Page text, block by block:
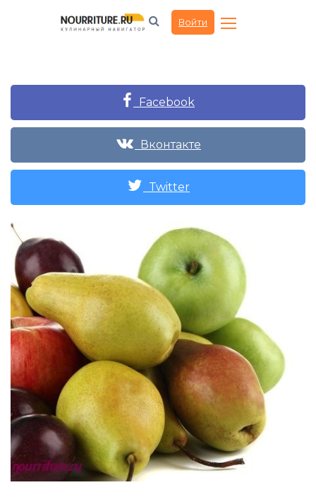
Войти
Facebook
Вконтакте
Twitter